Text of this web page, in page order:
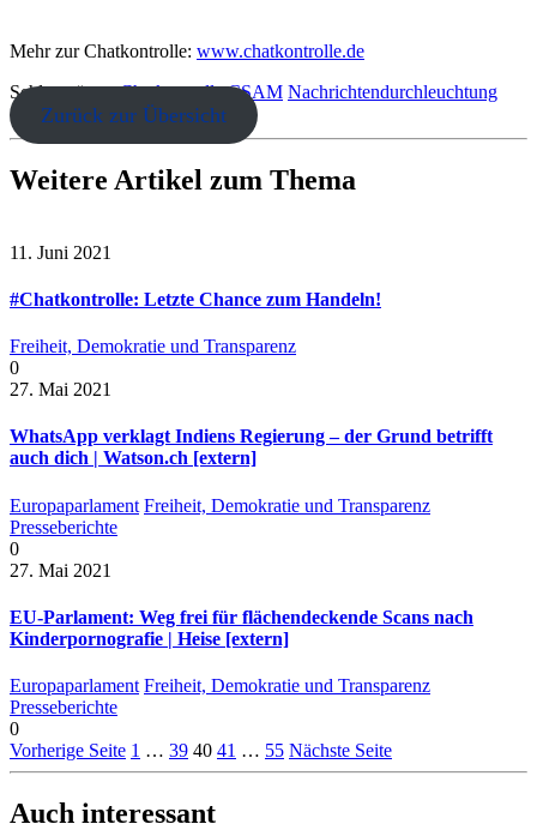
Mehr zur Chatkontrolle: www.chatkontrolle.de
Schlagwörter: Chatkontrolle CSAM Nachrichtendurchleuchtung
Zurück zur Übersicht
Weitere Artikel zum Thema
11. Juni 2021
#Chatkontrolle: Letzte Chance zum Handeln!
Freiheit, Demokratie und Transparenz
0
27. Mai 2021
WhatsApp verklagt Indiens Regierung – der Grund betrifft
auch dich | Watson.ch [extern]
Europaparlament Freiheit, Demokratie und Transparenz
Presseberichte
0
27. Mai 2021
EU-Parlament: Weg frei für flächendeckende Scans nach
Kinderpornografie | Heise [extern]
Europaparlament Freiheit, Demokratie und Transparenz
Presseberichte
0
Vorherige Seite 1 … 39 40 41 … 55 Nächste Seite
Auch interessant